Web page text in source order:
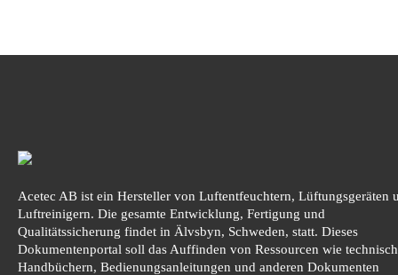
Acetec AB ist ein Hersteller von Luftentfeuchtern, Lüftungsgeräten
Luftreinigern. Die gesamte Entwicklung, Fertigung und
Qualitätssicherung findet in Älvsbyn, Schweden, statt. Dieses
Dokumentenportal soll das Auffinden von Ressourcen wie
Handbüchern, Bedienungsanleitungen und anderen Dokumenten